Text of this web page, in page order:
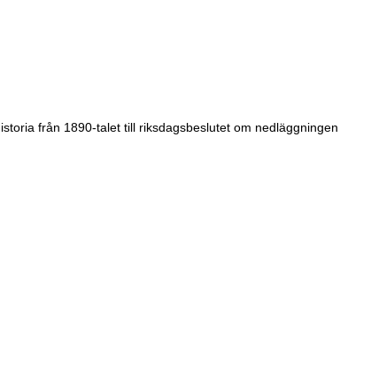
från 1890-talet till riksdagsbeslutet om nedläggningen